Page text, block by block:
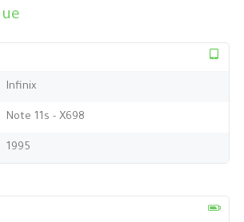
Infinix
Note 11s - X698
1995